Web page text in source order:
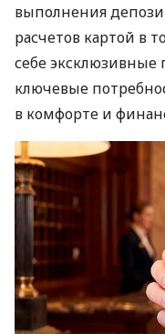
выполнения
расчетов картой в
себе эксклюзивные
ключевые
в комфорте и